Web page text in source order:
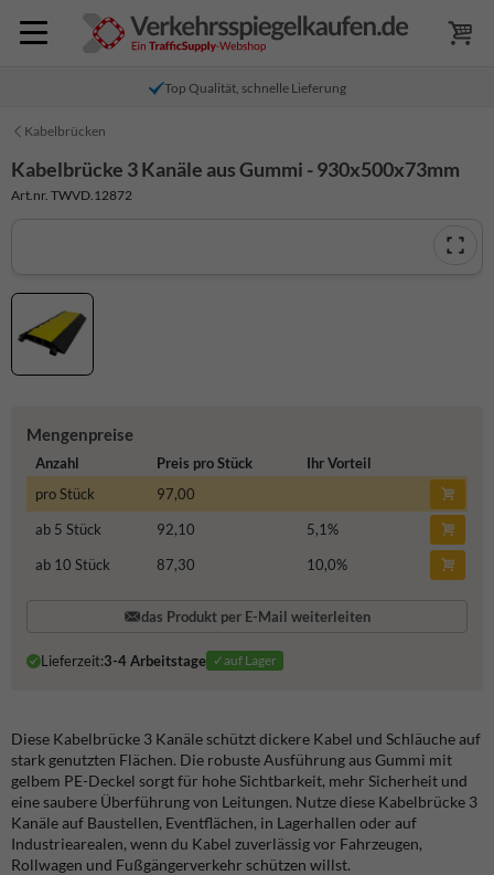
Top Qualität, schnelle Lieferung
Kabelbrücken
Kabelbrücke 3 Kanäle aus Gummi - 930x500x73mm
Art.nr. TWVD.12872
Mengenpreise
Anzahl Preis pro Stück
Ihr Vorteil
pro Stück
97,00
ab 5 Stück
92,10 5,1%
ab 10 Stück
87,30 10,0%
das Produkt per E-Mail weiterleiten
Lieferzeit:3-4 Arbeitstage ✓auf Lager
Diese Kabelbrücke 3 Kanäle schützt dickere Kabel und Schläuche auf
stark genutzten Flächen. Die robuste Ausführung aus Gummi mit
gelbem PE-Deckel sorgt für hohe Sichtbarkeit, mehr Sicherheit und
eine saubere Überführung von Leitungen. Nutze diese Kabelbrücke 3
Kanäle auf Baustellen, Eventflächen, in Lagerhallen oder auf
Industriearealen, wenn du Kabel zuverlässig vor Fahrzeugen,
Rollwagen und Fußgängerverkehr schützen willst.